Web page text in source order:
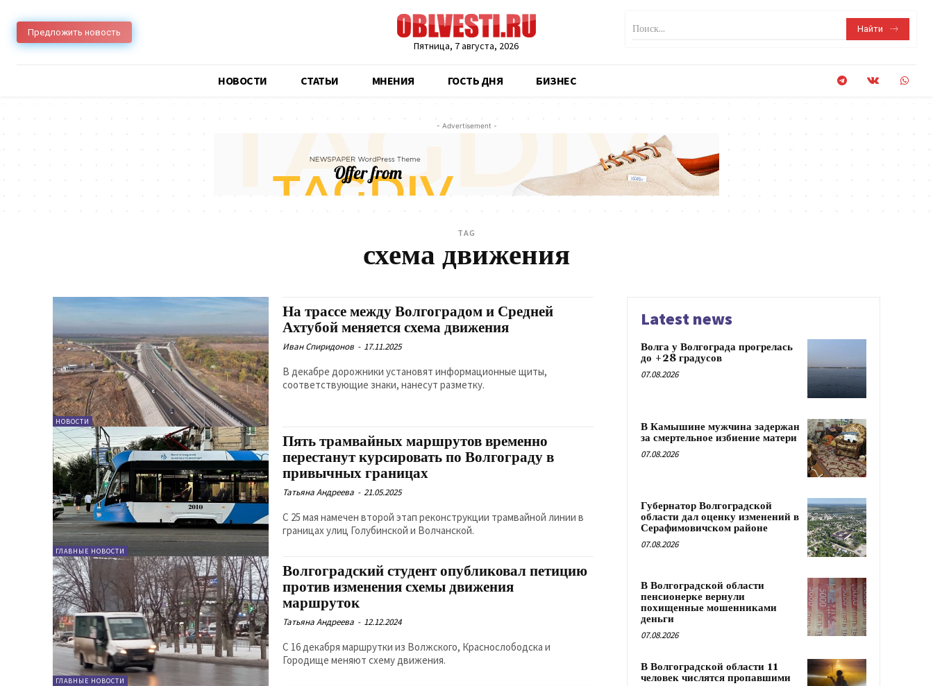
Предложить новость
Пятница, 7 августа, 2026
Поиск... Найти
НОВОСТИ CТАТЬИ МНЕНИЯ ГОСТЬ ДНЯ БИЗНЕС
- Advertisement -
TAG
схема движения
НОВОСТИ
На трассе между Волгоградом и Средней
Ахтубой меняется схема движения
Иван Спиридонов - 17.11.2025
В декабре дорожники установят информационные щиты,
соответствующие знаки, нанесут разметку.
ГЛАВНЫЕ НОВОСТИ
Пять трамвайных маршрутов временно
перестанут курсировать по Волгограду в
привычных границах
Татьяна Андреева - 21.05.2025
С 25 мая намечен второй этап реконструкции трамвайной линии в
границах улиц Голубинской и Волчанской.
ГЛАВНЫЕ НОВОСТИ
Волгоградский студент опубликовал петицию
против изменения схемы движения
маршруток
Татьяна Андреева - 12.12.2024
С 16 декабря маршрутки из Волжского, Краснослободска и
Городище меняют схему движения.
Latest news
Волга у Волгограда прогрелась
до +28 градусов
07.08.2026
В Камышине мужчина задержан
за смертельное избиение матери
07.08.2026
Губернатор Волгоградской
области дал оценку изменений в
Серафимовичском районе
07.08.2026
В Волгоградской области
пенсионерке вернули
похищенные мошенниками
деньги
07.08.2026
В Волгоградской области 11
человек числятся пропавшими